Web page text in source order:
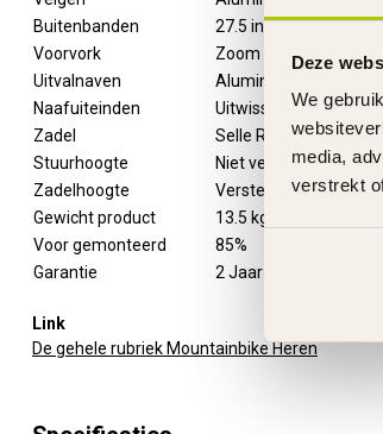
Deze
We
media,
verstrekt
Buitenbanden
27.5 inch x 2.10 -
Voorvork
Zoom - verend
Uitvalnaven
Aluminium
Naafuiteinden
Uitwisselbaar - snel
Zadel
Selle Royal
Stuurhoogte
Niet verstelbaar
Zadelhoogte
Verstelbaar
Gewicht product
13.5 kg
Voor gemonteerd
85%
Garantie
2 Jaar
Link
De gehele rubriek Mountainbike Heren